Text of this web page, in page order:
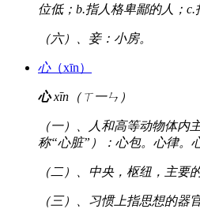
位低；b.指人格卑鄙的人；c.
（六）、妾：小房。
心（xīn）
心xīn（ㄒ一ㄣ）
（一）、人和高等动物体内
称“心脏”）：心包。心律。
（二）、中央，枢纽，主要
（三）、习惯上指思想的器